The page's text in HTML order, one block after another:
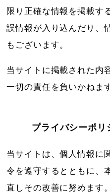
限り正確な情報を掲載す
誤情報が入り込んだり、
もございます。
当サイトに掲載された内
一切の責任を負いかねま
プライバシーポリ
当サイトは、個人情報に
令を遵守するとともに、
直しその改善に努めます。